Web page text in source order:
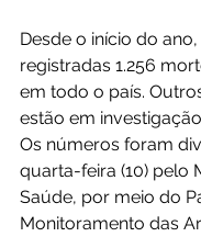
Desde o início do
registradas 1.256
em todo o país.
estão em
Os números foram
quarta-feira (10) pelo
Saúde, por meio do
Monitoramento das